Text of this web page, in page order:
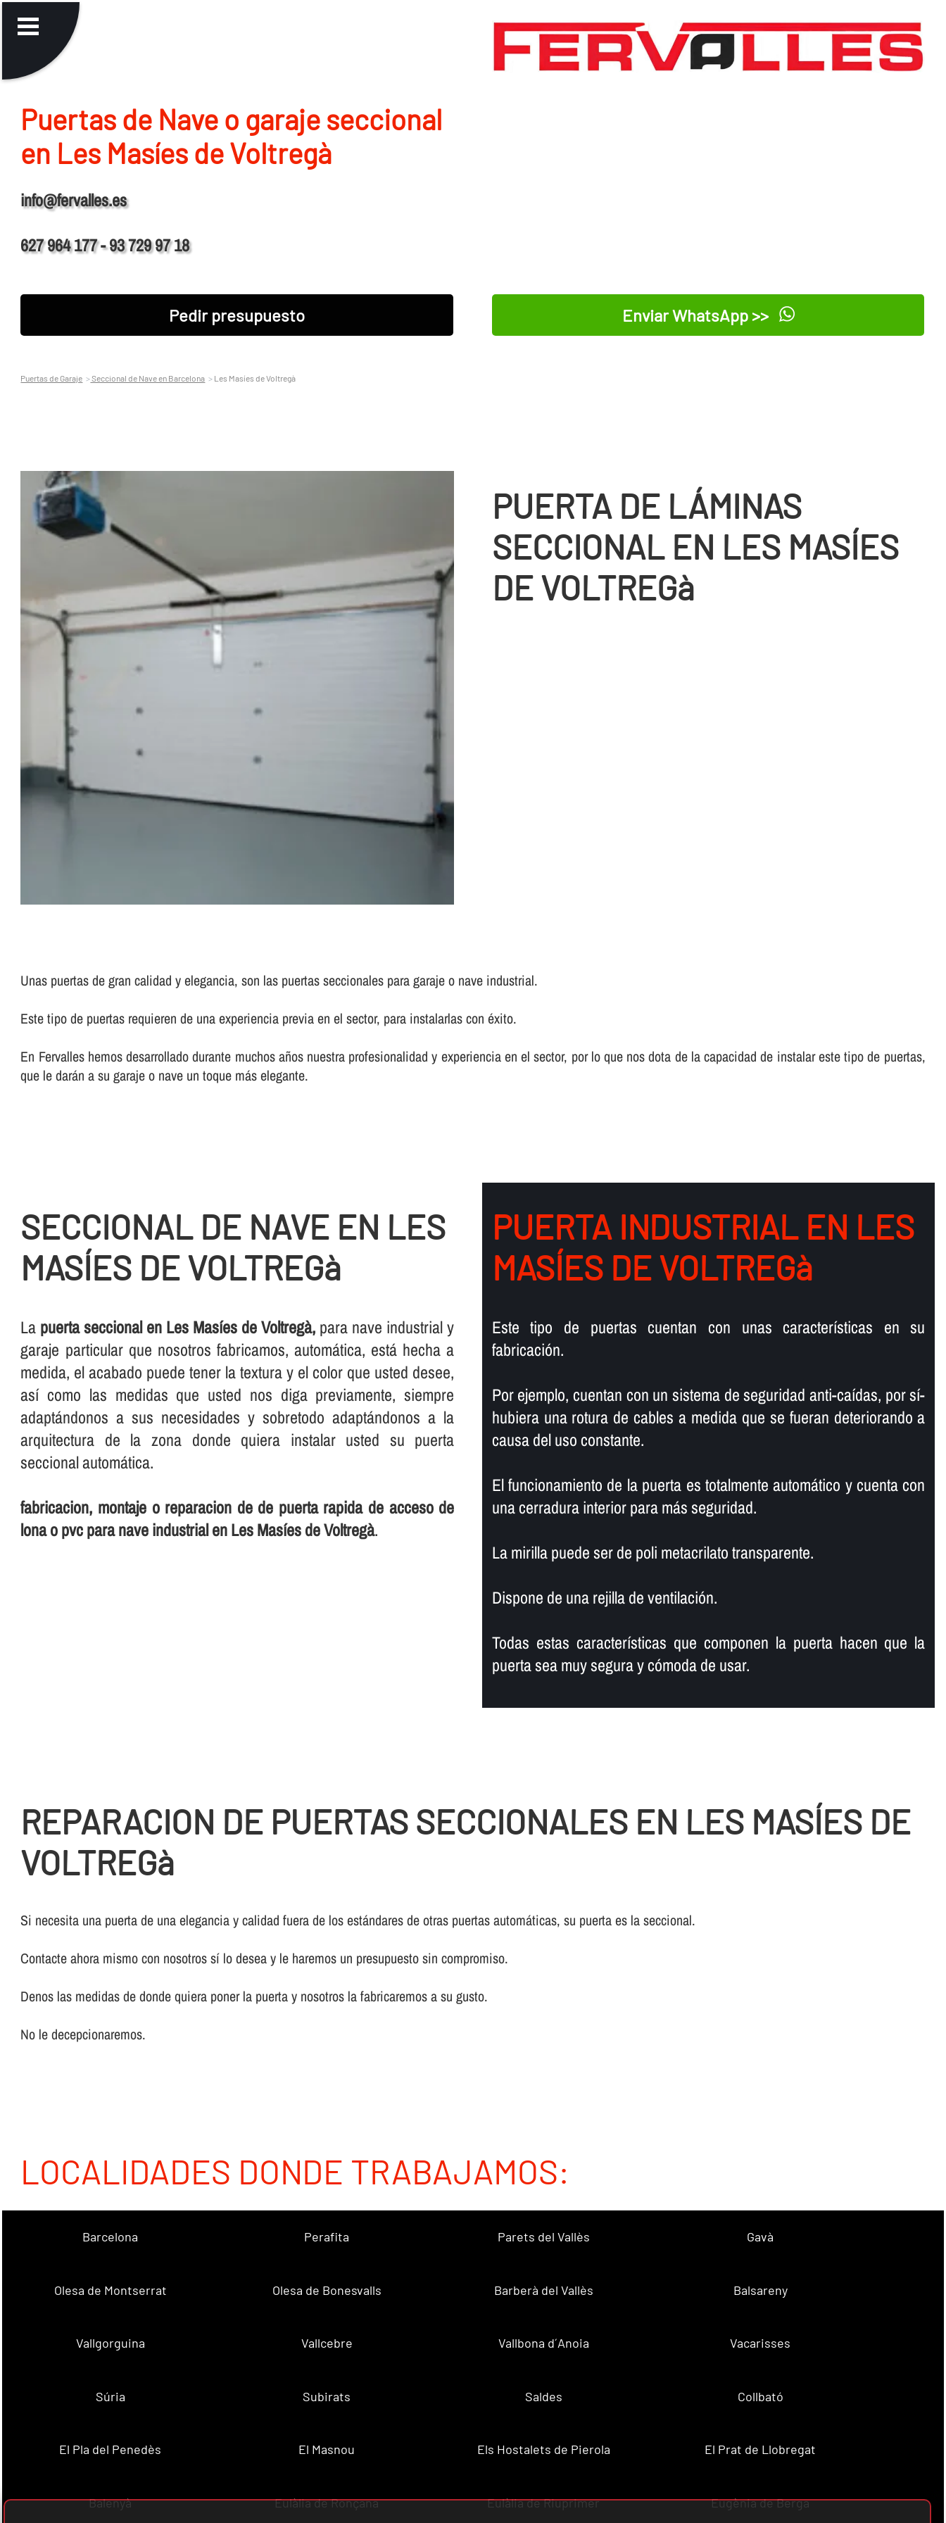
Puertas de Nave o garaje seccional
en Les Masíes de Voltregà
info@fervalles.es
627 964 177 - 93 729 97 18
Pedir presupuesto Enviar WhatsApp >>
Puertas de Garaje Seccional de Nave en Barcelona Les Masíes de Voltregà
PUERTA DE LÁMINAS
SECCIONAL EN LES MASÍES
DE VOLTREGà
Unas puertas de gran calidad y elegancia, son las puertas seccionales para garaje o nave industrial.
Este tipo de puertas requieren de una experiencia previa en el sector, para instalarlas con éxito.
En Fervalles hemos desarrollado durante muchos años nuestra profesionalidad y experiencia en el sector, por lo que nos dota de la capacidad de instalar este tipo de puertas,
que le darán a su garaje o nave un toque más elegante.
SECCIONAL DE NAVE EN LES
MASÍES DE VOLTREGà
La puerta seccional en Les Masíes de Voltregà, para nave industrial y
garaje particular que nosotros fabricamos, automática, está hecha a
medida, el acabado puede tener la textura y el color que usted desee,
así­ como las medidas que usted nos diga previamente, siempre
adaptándonos a sus necesidades y sobretodo adaptándonos a la
arquitectura de la zona donde quiera instalar usted su puerta
seccional automática.
fabricacion, montaje o reparacion de de puerta rapida de acceso de
lona o pvc para nave industrial en Les Masíes de Voltregà.
PUERTA INDUSTRIAL EN LES
MASÍES DE VOLTREGà
Este tipo de puertas cuentan con unas caracterí­sticas en su
fabricación.
Por ejemplo, cuentan con un sistema de seguridad anti-caí­das, por sí­
hubiera una rotura de cables a medida que se fueran deteriorando a
causa del uso constante.
El funcionamiento de la puerta es totalmente automático y cuenta con
una cerradura interior para más seguridad.
La mirilla puede ser de poli metacrilato transparente.
Dispone de una rejilla de ventilación.
Todas estas caracterí­sticas que componen la puerta hacen que la
puerta sea muy segura y cómoda de usar.
REPARACION DE PUERTAS SECCIONALES EN LES MASÍES DE
VOLTREGà
Si necesita una puerta de una elegancia y calidad fuera de los estándares de otras puertas automáticas, su puerta es la seccional.
Contacte ahora mismo con nosotros sí­ lo desea y le haremos un presupuesto sin compromiso.
Denos las medidas de donde quiera poner la puerta y nosotros la fabricaremos a su gusto.
No le decepcionaremos.
LOCALIDADES DONDE TRABAJAMOS:
Barcelona Perafita Parets del Vallès Gavà
Olesa de Montserrat Olesa de Bonesvalls Barberà del Vallès Balsareny
Vallgorguina Vallcebre Vallbona d´Anoia Vacarisses
Súria Subirats Saldes Collbató
El Pla del Penedès El Masnou Els Hostalets de Pierola El Prat de Llobregat
Balenyà Eulàlia de Ronçana Eulàlia de Riuprimer Eugènia de Berga